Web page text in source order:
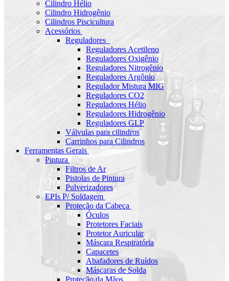
Cilindro Hélio
Cilindro Hidrogênio
Cilindros Piscicultura
Acessórios
Reguladores
Reguladores Acetileno
Reguladores Oxigênio
Reguladores Nitrogênio
Reguladores Argônio
Regulador Mistura MIG
Reguladores CO2
Reguladores Hélio
Reguladores Hidrogênio
Reguladores GLP
Válvulas para cilindros
Carrinhos para Cilindros
Ferramentas Gerais
Pintura
Filtros de Ar
Pistolas de Pintura
Pulverizadores
EPIs P/ Soldagem
Proteção da Cabeça
Óculos
Protetores Faciais
Protetor Auricular
Máscara Respiratória
Capacetes
Abafadores de Ruídos
Máscaras de Solda